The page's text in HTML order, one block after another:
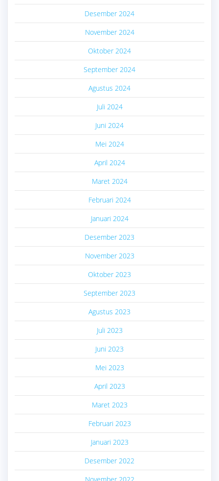
Desember 2024
November 2024
Oktober 2024
September 2024
Agustus 2024
Juli 2024
Juni 2024
Mei 2024
April 2024
Maret 2024
Februari 2024
Januari 2024
Desember 2023
November 2023
Oktober 2023
September 2023
Agustus 2023
Juli 2023
Juni 2023
Mei 2023
April 2023
Maret 2023
Februari 2023
Januari 2023
Desember 2022